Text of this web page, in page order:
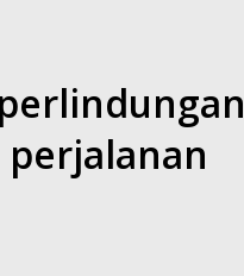
perlindungan